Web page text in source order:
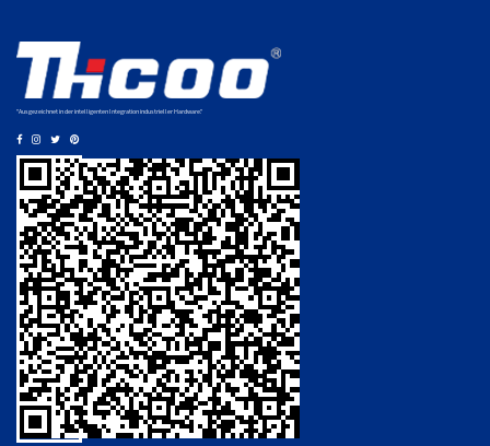
"Ausgezeichnet in der intelligenten Integration industrieller Hardware."